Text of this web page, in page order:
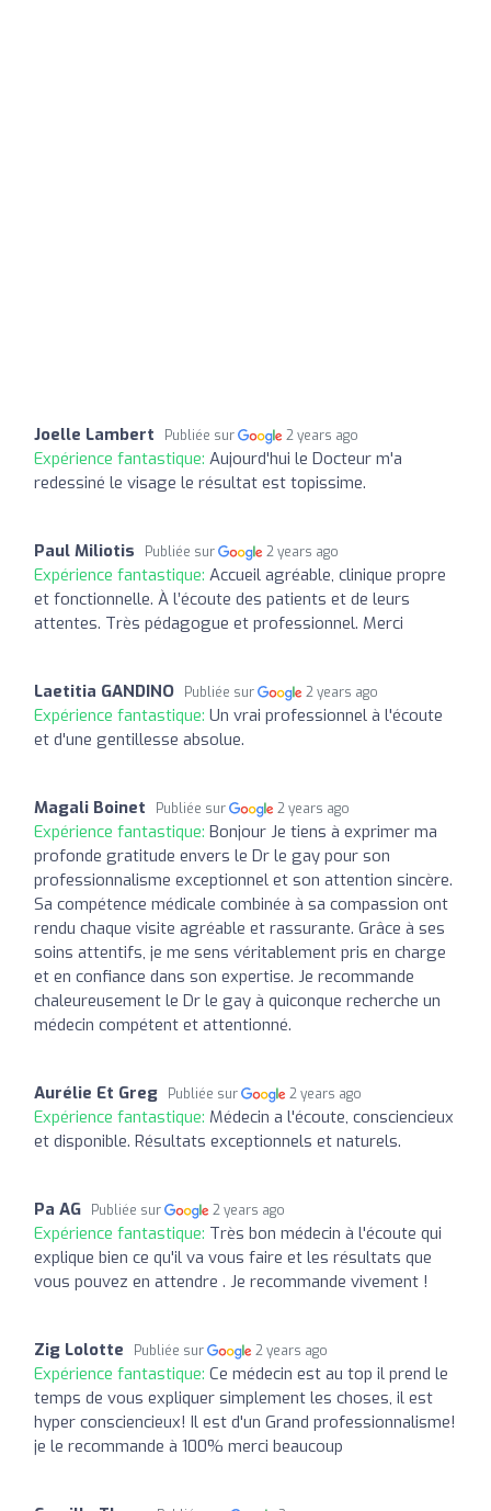
Joelle Lambert Publiée sur 2 years ago
Expérience fantastique: Aujourd'hui le Docteur m'a
redessiné le visage le résultat est topissime.
Paul Miliotis Publiée sur 2 years ago
Expérience fantastique: Accueil agréable, clinique propre
et fonctionnelle. À l’écoute des patients et de leurs
attentes. Très pédagogue et professionnel. Merci
Laetitia GANDINO Publiée sur 2 years ago
Expérience fantastique: Un vrai professionnel à l'écoute
et d'une gentillesse absolue.
Magali Boinet Publiée sur 2 years ago
Expérience fantastique: Bonjour Je tiens à exprimer ma
profonde gratitude envers le Dr le gay pour son
professionnalisme exceptionnel et son attention sincère.
Sa compétence médicale combinée à sa compassion ont
rendu chaque visite agréable et rassurante. Grâce à ses
soins attentifs, je me sens véritablement pris en charge
et en confiance dans son expertise. Je recommande
chaleureusement le Dr le gay à quiconque recherche un
médecin compétent et attentionné.
Aurélie Et Greg Publiée sur 2 years ago
Expérience fantastique: Médecin a l'écoute, consciencieux
et disponible. Résultats exceptionnels et naturels.
Pa AG Publiée sur 2 years ago
Expérience fantastique: Très bon médecin à l'écoute qui
explique bien ce qu'il va vous faire et les résultats que
vous pouvez en attendre . Je recommande vivement !
Zig Lolotte Publiée sur 2 years ago
Expérience fantastique: Ce médecin est au top il prend le
temps de vous expliquer simplement les choses, il est
hyper consciencieux! Il est d'un Grand professionnalisme!
je le recommande à 100% merci beaucoup